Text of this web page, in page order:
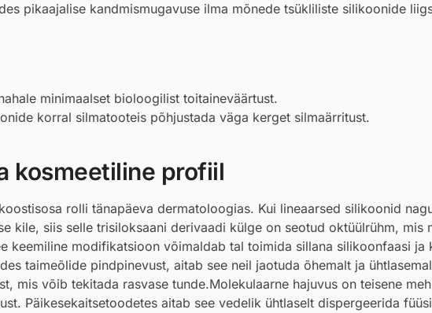
pikaajalise kandmismugavuse ilma mõnede tsükliliste silikoonide
minimaalset bioloogilist toitaineväärtust.
korral silmatooteis põhjustada väga kerget silmaärritust.
kosmeetiline profiil
rolli tänapäeva dermatoloogias. Kui lineaarsed silikoonid
kile, siis selle trisiloksaani derivaadi külge on seotud oktüülrühm, mis
keemiline modifikatsioon võimaldab tal toimida sillana silikoonfaasi ja
taimeõlide pindpinevust, aitab see neil jaotuda õhemalt ja
mis võib tekitada rasvase tunde.Molekulaarne hajuvus on teisene
Päikesekaitsetoodetes aitab see vedelik ühtlaselt dispergeerida